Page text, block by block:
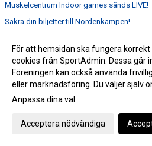
Muskelcentrum Indoor games sänds LIVE!
Säkra din biljetter till Nordenkampen!
Viktig info runt nyanmälan inför VT 2018
Landslagsuppföljning i Uppsala
Unga kastare tävlar!
Köp din UIF-gran
Mondo tilldelades priset "Årets
SM Kvalgränser inomhus 2018
För att hemsidan ska fungera
cookies från SportAdmin. Dessa går
Föreningen kan också använda
eller marknadsföring. Du väljer själv
Anpassa dina val
Acceptera nödvändiga